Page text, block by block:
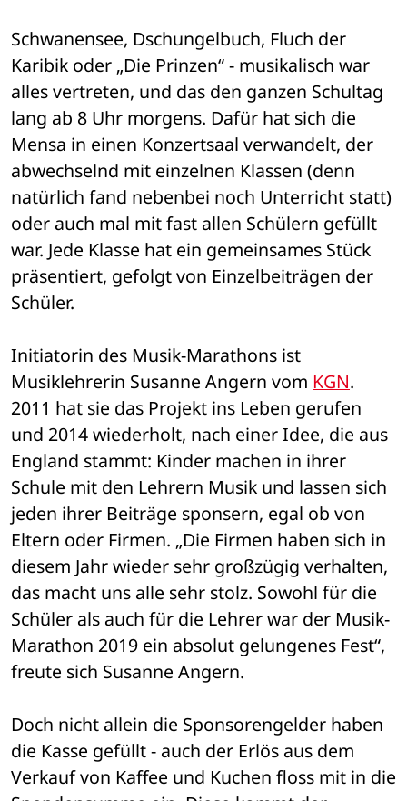
Schwanensee, Dschungelbuch, Fluch der
Karibik oder „Die Prinzen“ - musikalisch war
alles vertreten, und das den ganzen Schultag
lang ab 8 Uhr morgens. Dafür hat sich die
Mensa in einen Konzertsaal verwandelt, der
abwechselnd mit einzelnen Klassen (denn
natürlich fand nebenbei noch Unterricht statt)
oder auch mal mit fast allen Schülern gefüllt
war. Jede Klasse hat ein gemeinsames Stück
präsentiert, gefolgt von Einzelbeiträgen der
Schüler.
Initiatorin des Musik-Marathons ist
Musiklehrerin Susanne Angern vom KGN.
2011 hat sie das Projekt ins Leben gerufen
und 2014 wiederholt, nach einer Idee, die aus
England stammt: Kinder machen in ihrer
Schule mit den Lehrern Musik und lassen sich
jeden ihrer Beiträge sponsern, egal ob von
Eltern oder Firmen. „Die Firmen haben sich in
diesem Jahr wieder sehr großzügig verhalten,
das macht uns alle sehr stolz. Sowohl für die
Schüler als auch für die Lehrer war der Musik-
Marathon 2019 ein absolut gelungenes Fest“,
freute sich Susanne Angern.
Doch nicht allein die Sponsorengelder haben
die Kasse gefüllt - auch der Erlös aus dem
Verkauf von Kaffee und Kuchen floss mit in die